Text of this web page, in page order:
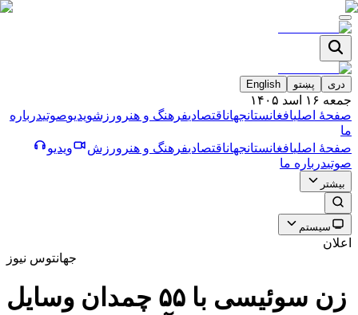
دری پښتو English
جمعه ۱۶ اسد ۱۴۰۵
صفحۀ اصلیافغانستانجهاناقتصادیفرهنگ و هنر ورزشویدیوصوتیدرباره
ما
صفحۀ اصلیافغانستانجهاناقتصادیفرهنگ و هنر ورزش
ویدیو
صوتیدرباره ما
بیشتر
سیستم
اعلان
جهانتوس نیوز
زن سوئيسى با ۵۵ چمدان وسايل